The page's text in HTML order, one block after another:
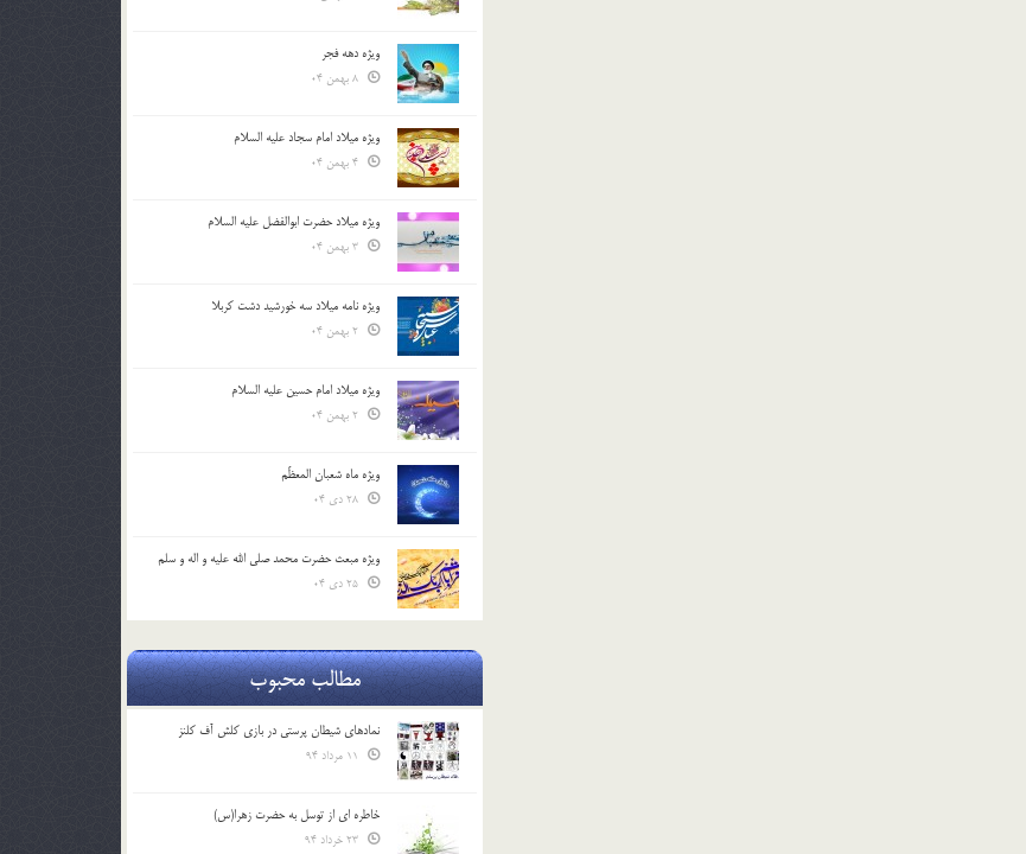
ویژه دهه فجر
ویژه میلاد امام سجاد علیه السلام
ویژه میلاد حضرت ابوالفضل علیه السلام
ویژه نامه میلاد سه خورشید دشت کربلا
ویژه میلاد امام حسین علیه السلام
ویژه ماه شعبان المعظّم
ویژه مبعث حضرت محمد صلی الله علیه و اله و سلم
مطالب محبوب
نمادهای شیطان پرستی در بازی کلش آف کلنز
خاطره ای از توسل به حضرت زهرا(س)